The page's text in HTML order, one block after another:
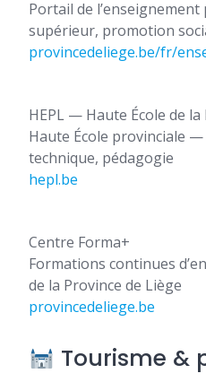
Portail de
supérieur, promotion
provincedeliege.be/fr/
HEPL — Haute École de
Haute École provinciale
technique, pédagogie
hepl.be
Centre Forma+
Formations continues
de la Province de Liège
provincedeliege.be
Tourisme &